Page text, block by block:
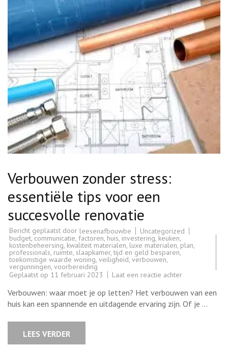
Verbouwen zonder stress:
essentiële tips voor een
succesvolle renovatie
Bericht geplaatst door leesenafbouwbe
Uncategorized
budget, communicatie, factoren, huis, investering, keuken,
kostenbeheersing, kwaliteit materialen, luxe materialen, plan,
professionals, ruimte, slaapkamer,tijd en geld besparen,
toekomstige waarde woning, veiligheid, verbouwen,
vergunningen, voorbereiding
Geplaatst op 11 februari 2023 Laat een reactie achterop
stress:
essentiële
tips
Verbouwen: waar moet je op letten? Het verbouwen van een
huis kan een spannende en uitdagende ervaring zijn. Of je …
LEES VERDER